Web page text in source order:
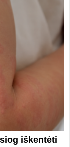
iškentėti